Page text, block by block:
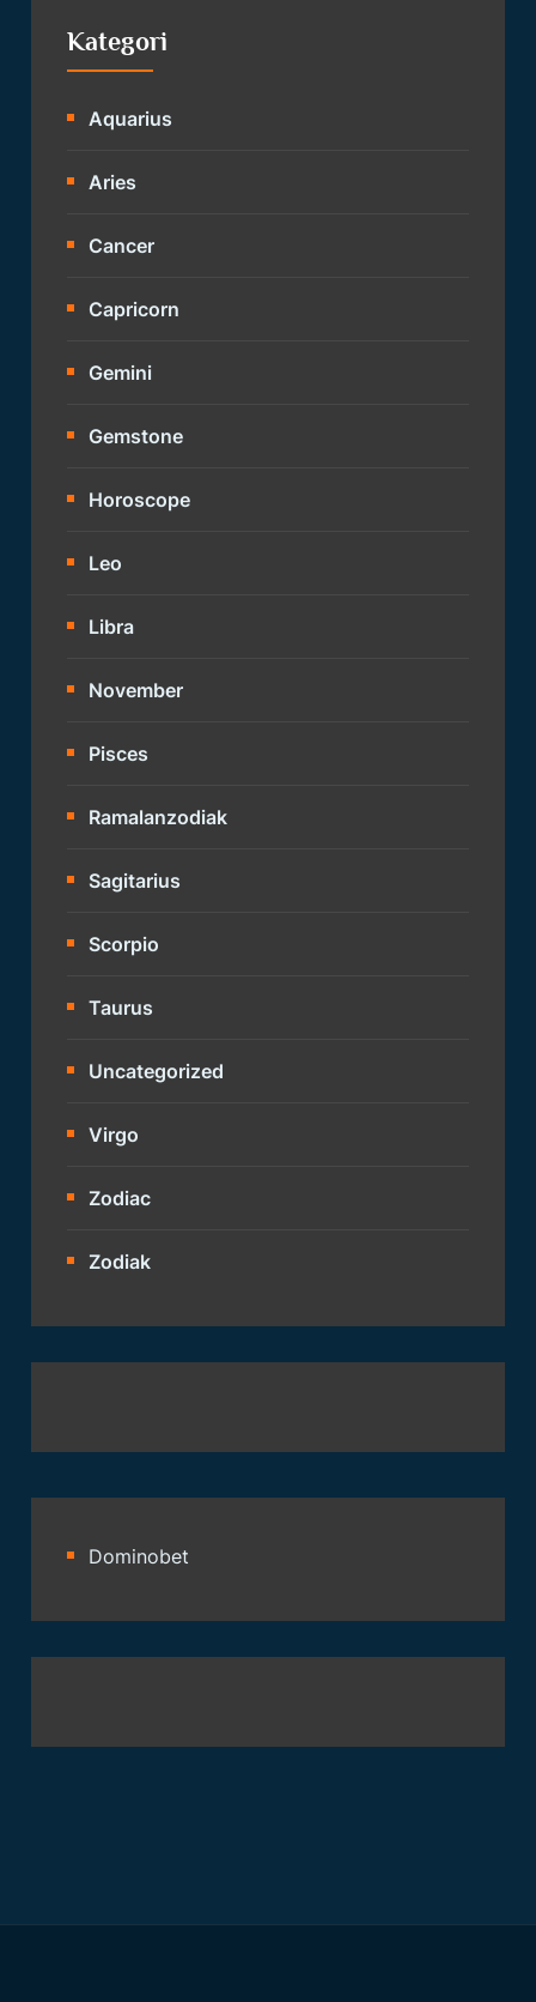
Kategori
Aquarius
Aries
Cancer
Capricorn
Gemini
Gemstone
Horoscope
Leo
Libra
November
Pisces
Ramalanzodiak
Sagitarius
Scorpio
Taurus
Uncategorized
Virgo
Zodiac
Zodiak
Dominobet